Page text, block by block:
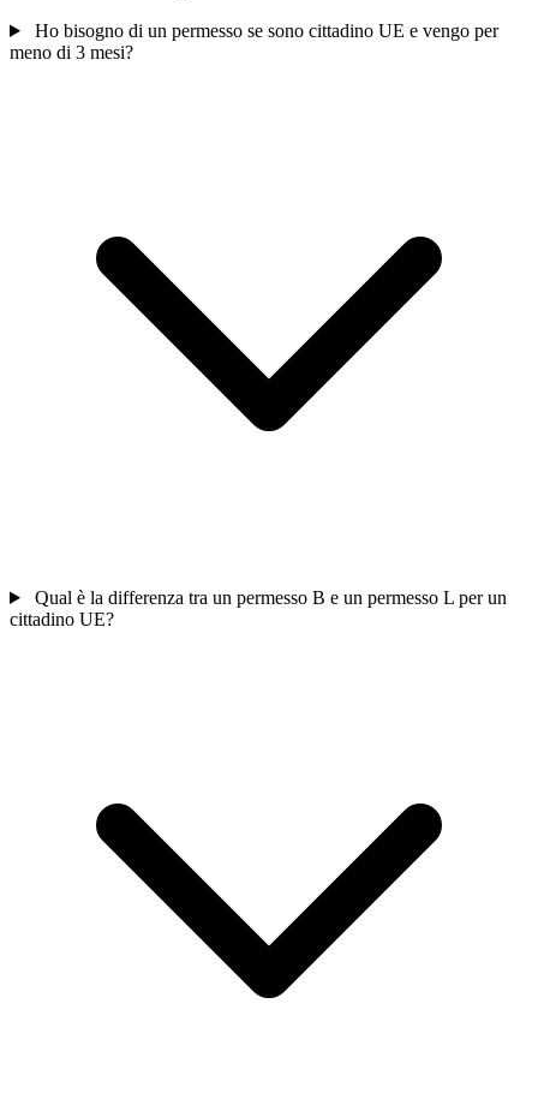
Ho bisogno di un permesso se sono cittadino UE e vengo per
meno di 3 mesi?
Qual è la differenza tra un permesso B e un permesso L per un
cittadino UE?